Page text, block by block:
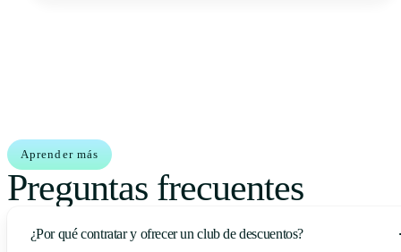
Aprender más
Preguntas frecuentes
¿Por qué contratar y ofrecer un club de descuentos?